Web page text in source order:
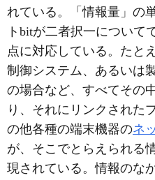
れている。「情報量」の
トbitが二者択一について
点に対応している。たと
制御システム、あるいは
の場合など、すべてその
り、それにリンクされた
の他各種の端末機器のネ
が、そこでとらえられる
現されている。情報のな